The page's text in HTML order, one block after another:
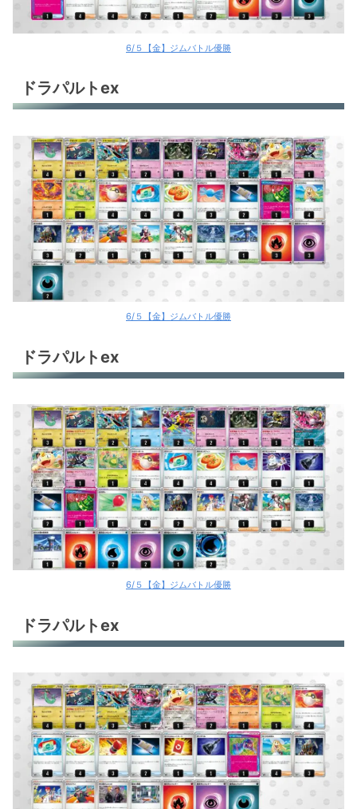
6/５【金】ジムバトル優勝
ドラパルトex
6/５【金】ジムバトル優勝
ドラパルトex
6/５【金】ジムバトル優勝
ドラパルトex